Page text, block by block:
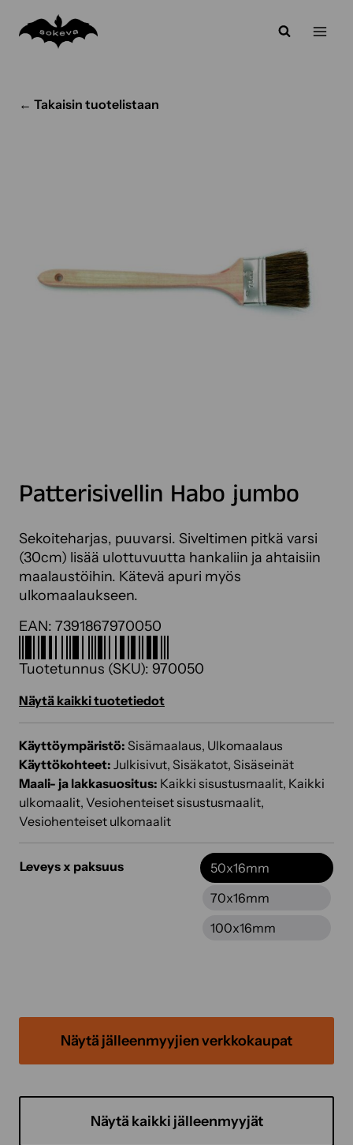
sisältöön
← Takaisin tuotelistaan
Patterisivellin Habo jumbo
Sekoiteharjas, puuvarsi. Siveltimen pitkä varsi
(30cm) lisää ulottuvuutta hankaliin ja ahtaisiin
maalaustöihin. Kätevä apuri myös
ulkomaalaukseen.
EAN: 7391867970050
Tuotetunnus (SKU): 970050
Näytä kaikki tuotetiedot
Käyttöympäristö: Sisämaalaus, Ulkomaalaus
Käyttökohteet: Julkisivut, Sisäkatot, Sisäseinät
Maali- ja lakkasuositus: Kaikki sisustusmaalit, Kaikki
ulkomaalit, Vesiohenteiset sisustusmaalit,
Vesiohenteiset ulkomaalit
Leveys x paksuus
50x16mm
70x16mm
100x16mm
Näytä jälleenmyyjien verkkokaupat
Näytä kaikki jälleenmyyjät